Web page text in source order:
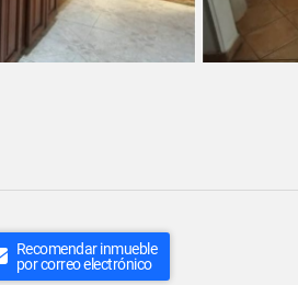
Recomendar inmueble
por correo electrónico